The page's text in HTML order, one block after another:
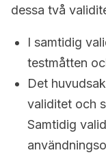
dessa två
I samtidig
testmåtten
Det
validitet och
Samtidig